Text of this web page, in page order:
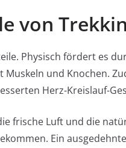
von
Physisch fördert es
und Knochen.
Herz-Kreislauf-
frische Luft und die
Ein